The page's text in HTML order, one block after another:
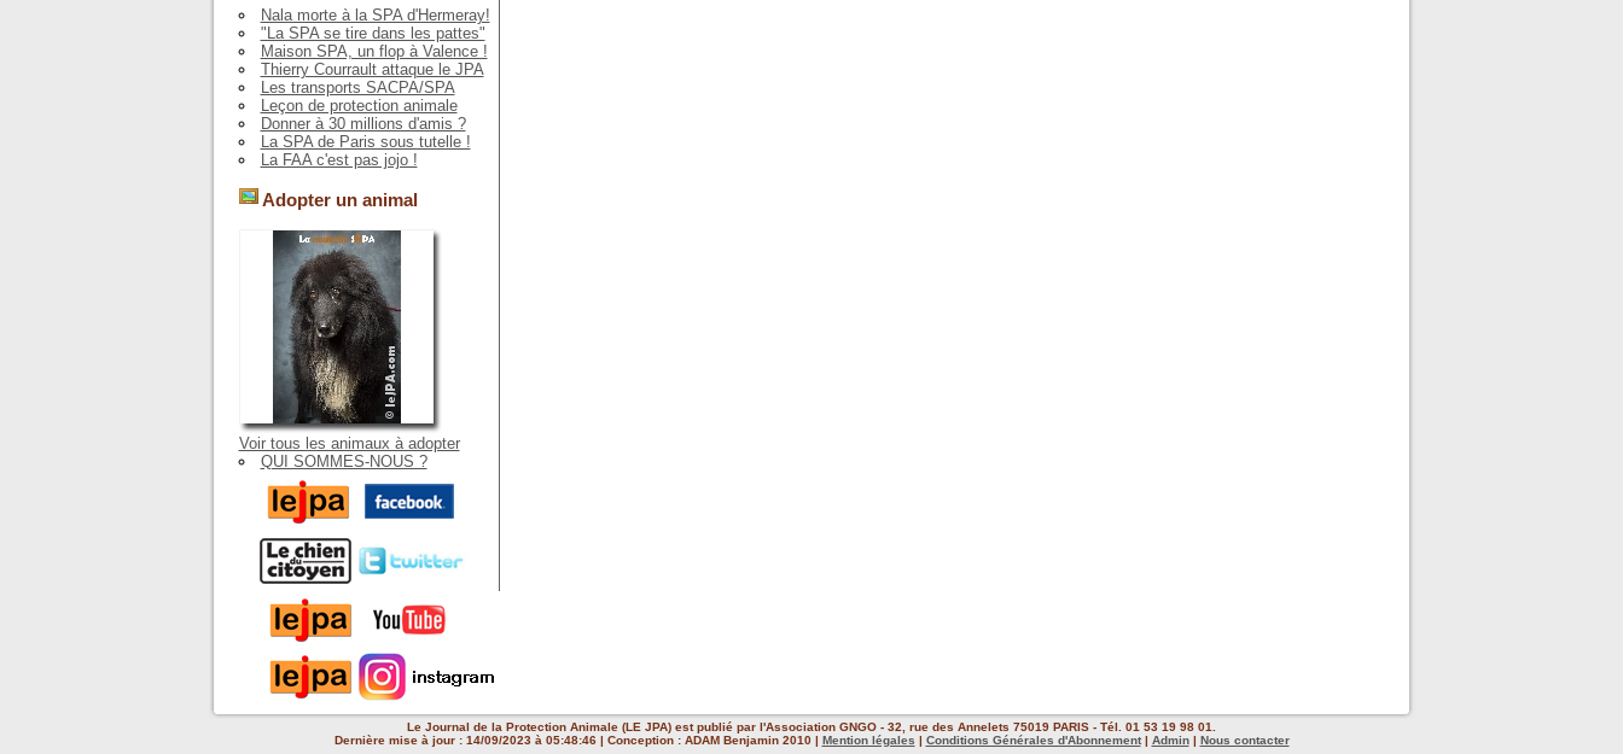
Nala morte à la SPA d'Hermeray!
"La SPA se tire dans les pattes"
Maison SPA, un flop à Valence !
Thierry Courrault attaque le JPA
Les transports SACPA/SPA
Leçon de protection animale
Donner à 30 millions d'amis ?
La SPA de Paris sous tutelle !
La FAA c'est pas jojo !
Adopter un animal
Voir tous les animaux à adopter
QUI SOMMES-NOUS ?
Le Journal de la Protection Animale (LE JPA) est publié par l'Association GNGO - 32, rue des Annelets 75019 PARIS - Tél. 01 53 19 98 01.
Dernière mise à jour : 14/09/2023 à 05:48:46 | Conception : ADAM Benjamin 2010 | Mention légales | Conditions Générales d'Abonnement| Admin| Nous contacter